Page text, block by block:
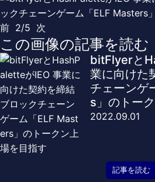
前 2/5 次
この画像の記事を読む
bitFlyerと
業に向けた
チェーンゲ
s」のトー
2022.09.01
記事を読む